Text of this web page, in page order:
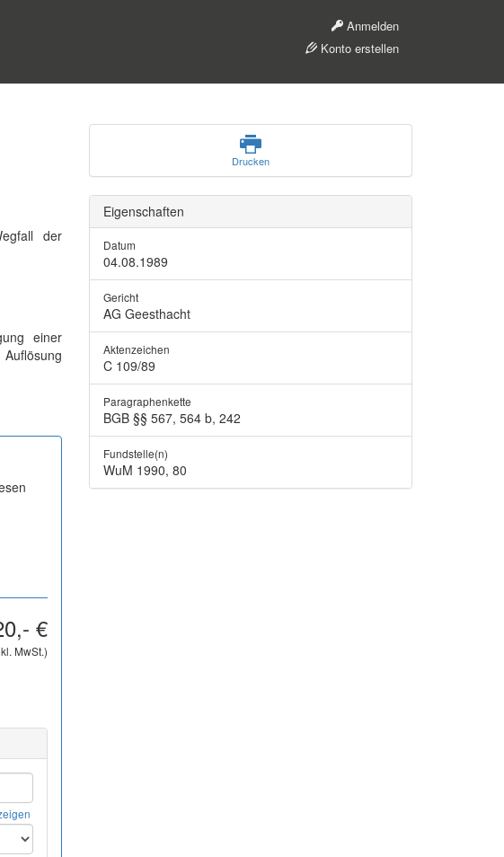
Anmelden
Konto erstellen
der
einer
€
MwSt.)
Drucken
Eigenschaften
Datum
04.08.1989
Gericht
AG Geesthacht
Aktenzeichen
C 109/89
Paragraphenkette
BGB §§ 567, 564 b, 242
Fundstelle(n)
WuM 1990, 80